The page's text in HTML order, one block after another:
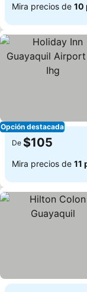
Mira precios de 10
Opción destacada
De $105
Mira precios de 11